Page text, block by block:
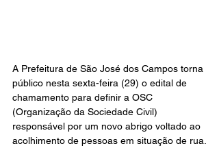
A Prefeitura de São José dos Campos torna
público nesta sexta-feira (29) o edital de
chamamento para definir a OSC
(Organização da Sociedade Civil)
responsável por um novo abrigo voltado ao
acolhimento de pessoas em situação de rua.